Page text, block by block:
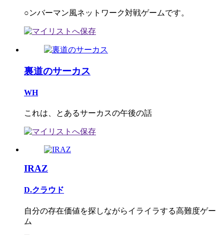
○ンバーマン風ネットワーク対戦ゲームです。
裏道のサーカス
WH
これは、とあるサーカスの午後の話
IRAZ
D.クラウド
自分の存在価値を探しながらイライラする高難度ゲー
ム